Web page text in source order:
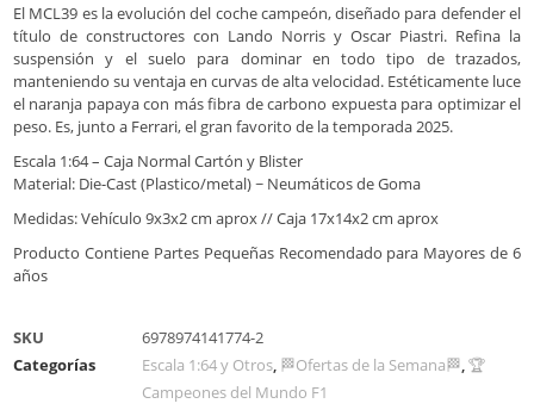
El MCL39 es la evolución del coche campeón, diseñado para defender el
título de constructores con Lando Norris y Oscar Piastri. Refina la
suspensión y el suelo para dominar en todo tipo de trazados,
manteniendo su ventaja en curvas de alta velocidad. Estéticamente luce
el naranja papaya con más fibra de carbono expuesta para optimizar el
peso. Es, junto a Ferrari, el gran favorito de la temporada 2025.
Escala 1:64 – Caja Normal Cartón y Blister
Material: Die-Cast (Plastico/metal) ~ Neumáticos de Goma
Medidas: Vehículo 9x3x2 cm aprox // Caja 17x14x2 cm aprox
Producto Contiene Partes Pequeñas Recomendado para Mayores de 6
años
SKU
6978974141774-2
Categorías
Escala 1:64 y Otros 🏁Ofertas de la Semana🏁 🏆
Campeones del Mundo F1